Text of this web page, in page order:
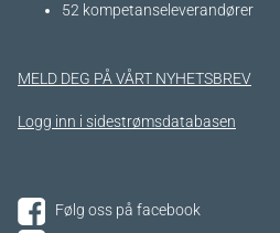
52 kompetanseleverandører
MELD DEG PÅ VÅRT NYHETSBREV
Logg inn i sidestrømsdatabasen
Følg oss på facebook